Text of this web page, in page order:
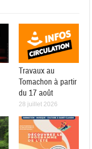
Travaux au
Tomachon à partir
du 17 août
28 juillet 2026